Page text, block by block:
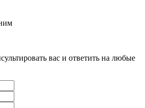
вас и ответить на любые